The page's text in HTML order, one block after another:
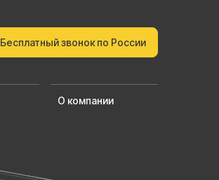
Бесплатный звонок по России
О компании